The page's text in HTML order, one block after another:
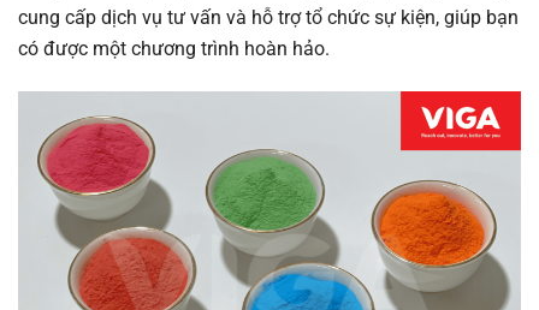
cung cấp dịch vụ tư vấn và hỗ trợ tổ chức sự kiện, giúp bạn
có được một chương trình hoàn hảo.